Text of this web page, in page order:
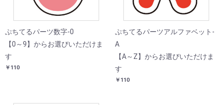
ぷちてるパーツ数字-0
【0～9】からお選びいただけま
す
￥110
ぷちてるパーツアルファベット-
A
【A～Z】からお選びいただけま
す
￥110